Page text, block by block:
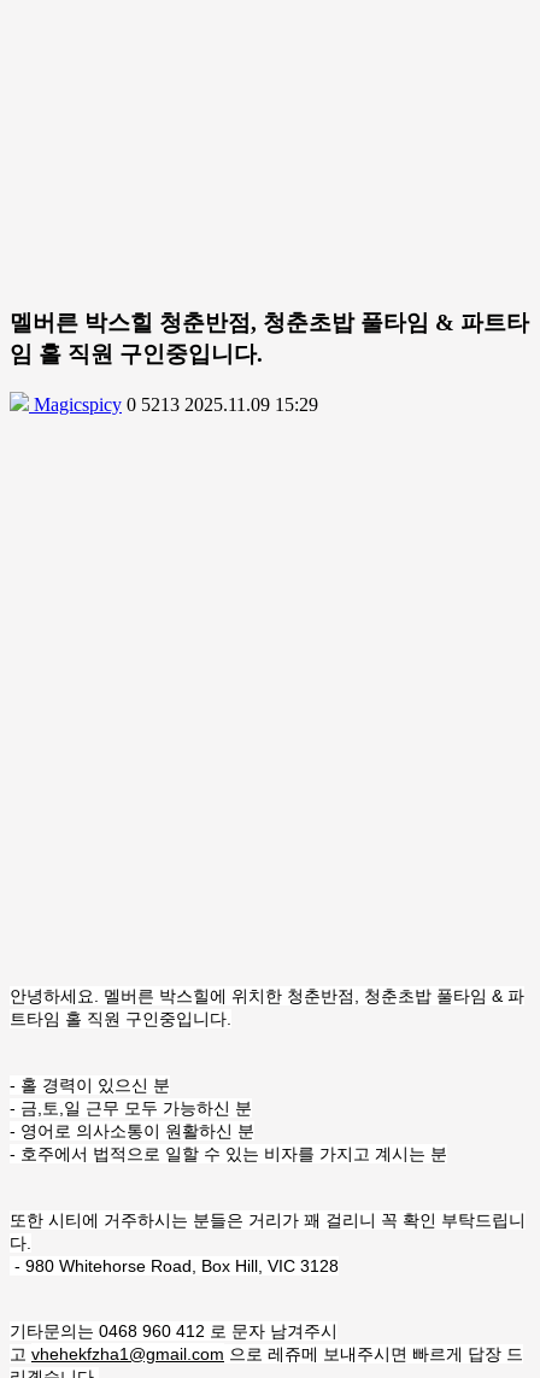
멜버른 박스힐 청춘반점, 청춘초밥 풀타임 & 파트타
임 홀 직원 구인중입니다.
Magicspicy 0 5213 2025.11.09 15:29
안녕하세요. 멜버른 박스힐에 위치한 청춘반점, 청춘초밥 풀타임 & 파
트타임 홀 직원 구인중입니다.
- 홀 경력이 있으신 분
- 금,토,일 근무 모두 가능하신 분
- 영어로 의사소통이 원활하신 분
- 호주에서 법적으로 일할 수 있는 비자를 가지고 계시는 분
또한 시티에 거주하시는 분들은 거리가 꽤 걸리니 꼭 확인 부탁드립니
다.
- 980 Whitehorse Road, Box Hill, VIC 3128
기타문의는 0468 960 412 로 문자 남겨주시
고 vhehekfzha1@gmail.com 으로 레쥬메 보내주시면 빠르게 답장 드